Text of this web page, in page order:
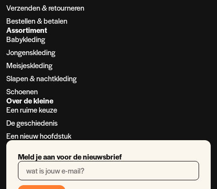
Verzenden & retourneren
Bestellen & betalen
Assortiment
Babykleding
Jongenskleding
Meisjeskleding
Slapen & nachtkleding
Schoenen
Over de kleine
Een ruime keuze
De geschiedenis
Een nieuw hoofdstuk
Meld je aan voor de nieuwsbrief